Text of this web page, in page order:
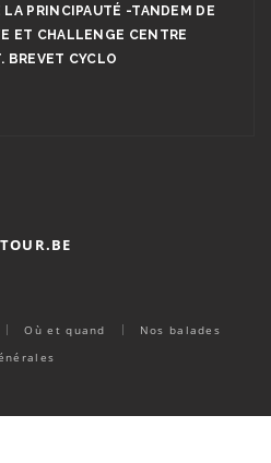
LA PRINCIPAUTÉ -TANDEM DE
ET CHALLENGE CENTRE
BREVET CYCLO
Où et quand
Nos balades